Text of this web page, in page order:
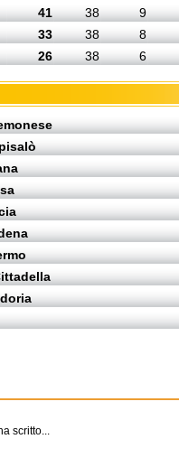
41 38
9
33 38
8
26 38 6
scritto...